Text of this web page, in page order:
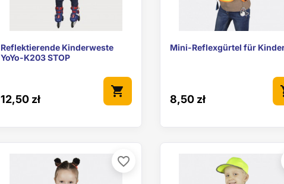
 Vorschau
Reflektierende Kinderweste
YoYo-K203 STOP
12,50 zł
shopping_cart
Vorschau
Mini-Reflexgürtel für
8,50 zł
favorite_border